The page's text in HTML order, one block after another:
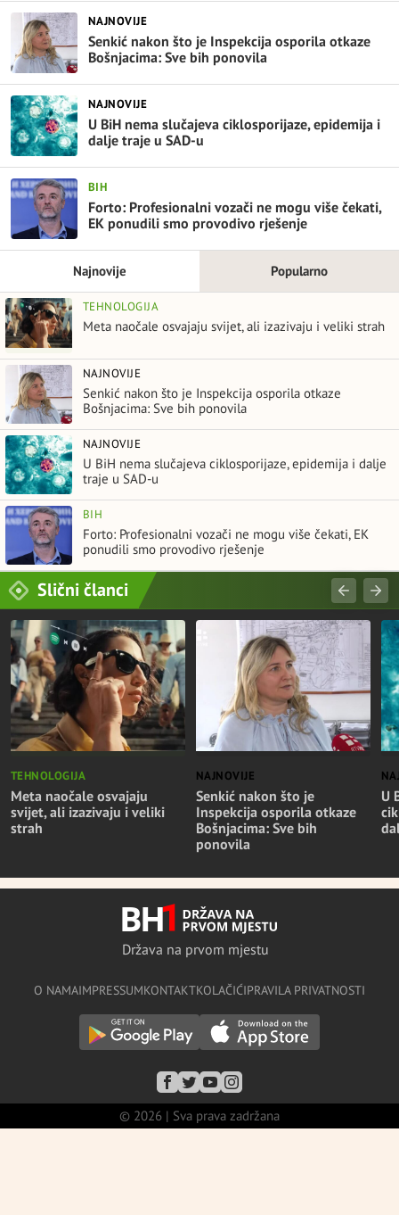
NAJNOVIJE
Senkić nakon što je Inspekcija osporila otkaze
Bošnjacima: Sve bih ponovila
NAJNOVIJE
U BiH nema slučajeva ciklosporijaze, epidemija i
dalje traje u SAD-u
BIH
Forto: Profesionalni vozači ne mogu više čekati,
EK ponudili smo provodivo rješenje
Najnovije Popularno
TEHNOLOGIJA
Meta naočale osvajaju svijet, ali izazivaju i veliki strah
NAJNOVIJE
Senkić nakon što je Inspekcija osporila otkaze
Bošnjacima: Sve bih ponovila
NAJNOVIJE
U BiH nema slučajeva ciklosporijaze, epidemija i dalje
traje u SAD-u
BIH
Forto: Profesionalni vozači ne mogu više čekati, EK
ponudili smo provodivo rješenje
Slični članci
TEHNOLOGIJA
Meta naočale osvajaju
svijet, ali izazivaju i veliki
strah
NAJNOVIJE
Senkić nakon što je
Inspekcija osporila otkaze
Bošnjacima: Sve bih
ponovila
U
Država na prvom mjestu
O NAMAIMPRESSUMKONTAKTKOLAČIĆIPRAVILA PRIVATNOSTI
© 2026 | Sva prava zadržana